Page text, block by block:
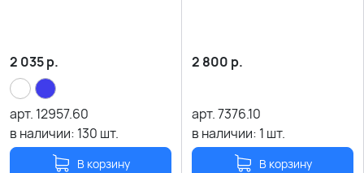
2 035р.
арт. 12957.60
в наличии: 130 шт.
В корзину
2 800 р.
арт.7376.10
в наличии: 1 шт.
В корзину